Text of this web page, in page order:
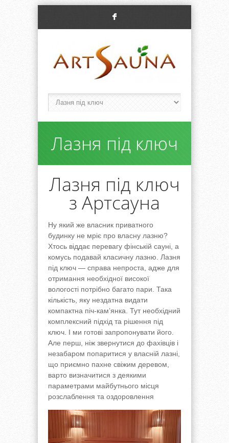
F
Лазня під ключ
Лазня під ключ
з Артсауна
Ну який же власник приватного
будинку не мріє про власну лазню?
Хтось віддає перевагу фінській сауні, а
комусь подавай класичну лазню. Лазня
під ключ — справа непроста, адже для
отримання необхідної високої
вологості потрібно багато пари. Така
кількість, яку нездатна видати
компактна піч-кам’янка. Тут необхідний
комплексний підхід та рішення під
ключ. І ми готові запропонувати його.
Але перш, ніж звернутися до фахівців і
незабаром попаритися у власній лазні,
що приємно пахне свіжим деревом,
варто визначитися з деякими
параметрами майбутнього місця
розслаблення та оздоровлення